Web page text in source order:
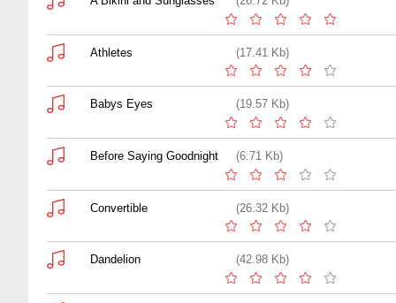
Athletes (17.41 Kb)
Babys Eyes (19.57 Kb)
Before Saying Goodnight (6.71 Kb)
Convertible (26.32 Kb)
Dandelion (42.98 Kb)